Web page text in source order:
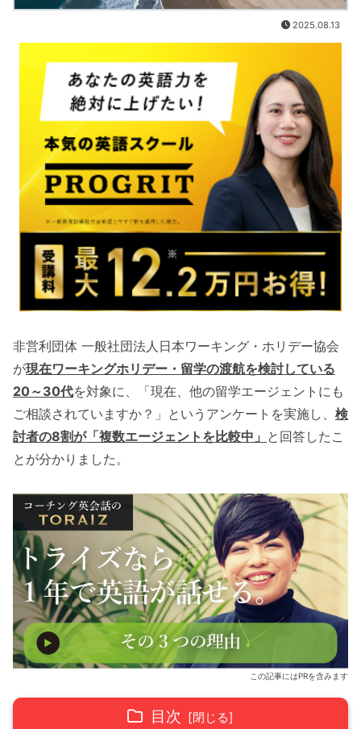
2025.08.13
⾮営利団体 ⼀般社団法⼈⽇本ワーキング・ホリデー協会
が現在ワーキングホリデー・留学の渡航を検討している
20～30代を対象に、「現在、他の留学エージェントにも
ご相談されていますか？」というアンケートを実施し、 検
討者の8割が「複数エージェントを比較中」 と回答したこ
とが分かりました。
この記事にはPRを含みます
目次